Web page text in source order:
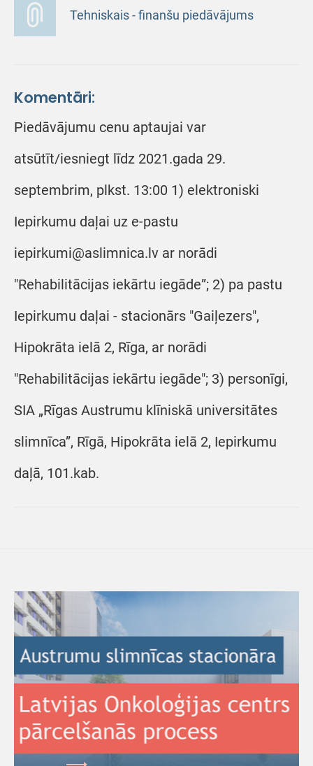
Tehniskais - finanšu piedāvājums
Komentāri:
Piedāvājumu cenu aptaujai var
atsūtīt/iesniegt līdz 2021.gada 29.
septembrim, plkst. 13:00 1) elektroniski
Iepirkumu daļai uz e-pastu
iepirkumi@aslimnica.lv ar norādi
"Rehabilitācijas iekārtu iegāde”; 2) pa pastu
Iepirkumu daļai - stacionārs "Gaiļezers",
Hipokrāta ielā 2, Rīga, ar norādi
"Rehabilitācijas iekārtu iegāde"; 3) personīgi,
SIA „Rīgas Austrumu klīniskā universitātes
slimnīca”, Rīgā, Hipokrāta ielā 2, Iepirkumu
daļā, 101.kab.